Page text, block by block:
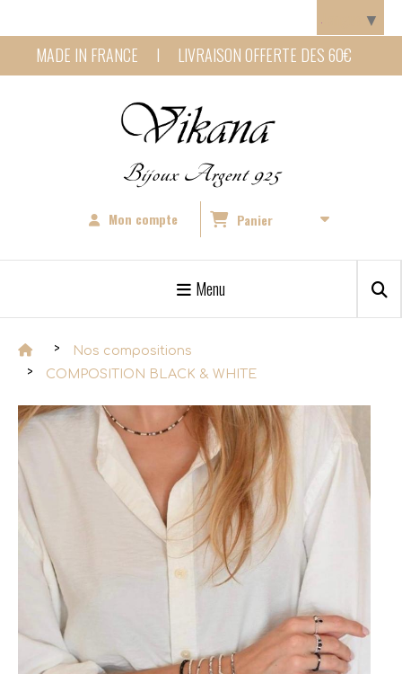
MADE IN FRANCE I LIVRAISON OFFERTE DES 60€
Bijoux Argent 925
Mon compte Panier
Menu
Nos compositions
COMPOSITION BLACK & WHITE
▼